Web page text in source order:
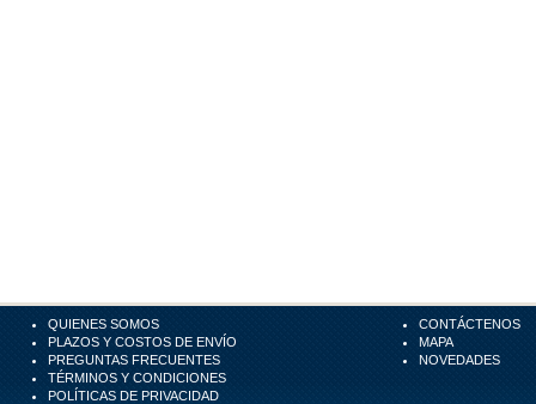
QUIENES SOMOS
PLAZOS Y COSTOS DE ENVÍO
PREGUNTAS FRECUENTES
TÉRMINOS Y CONDICIONES
POLÍTICAS DE PRIVACIDAD
CONTÁCTENOS
MAPA
NOVEDADES